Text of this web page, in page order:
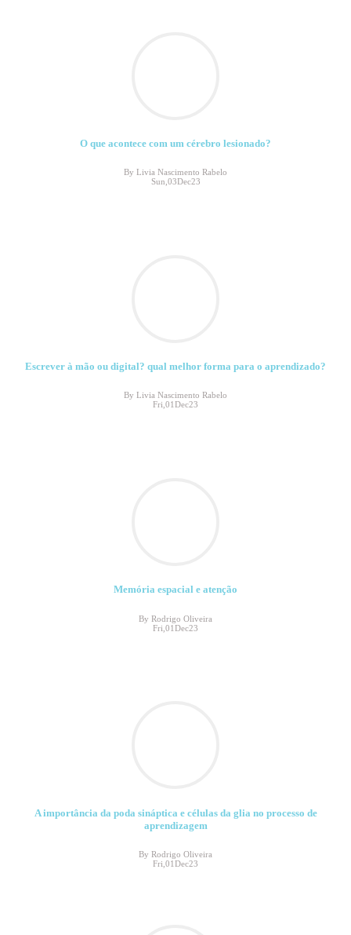
O que acontece com um cérebro lesionado?
By Livia Nascimento Rabelo
Sun,03Dec23
Escrever à mão ou digital? qual melhor forma para o aprendizado?
By Livia Nascimento Rabelo
Fri,01Dec23
Memória espacial e atenção
By Rodrigo Oliveira
Fri,01Dec23
A importância da poda sináptica e células da glia no processo de
aprendizagem
By Rodrigo Oliveira
Fri,01Dec23